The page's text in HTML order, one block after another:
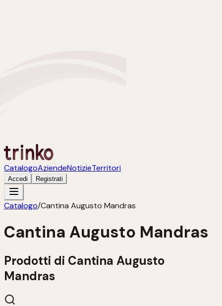
CatalogoAziendeNotizieTerritori
Accedi Registrati
Catalogo/Cantina Augusto Mandras
Cantina Augusto Mandras
Prodotti di Cantina Augusto
Mandras